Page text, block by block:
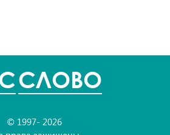
СЛОВО
© 1997- 2026